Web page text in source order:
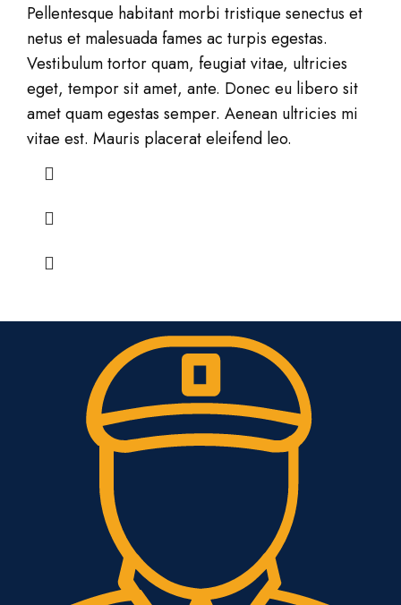
Pellentesque habitant morbi tristique senectus et
netus et malesuada fames ac turpis egestas.
Vestibulum tortor quam, feugiat vitae, ultricies
eget, tempor sit amet, ante. Donec eu libero sit
amet quam egestas semper. Aenean ultricies mi
vitae est. Mauris placerat eleifend leo.